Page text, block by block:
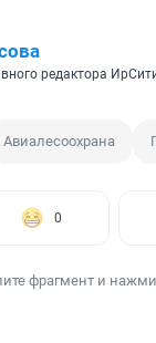
редактора
Авиалесоохрана
0
фрагмент и